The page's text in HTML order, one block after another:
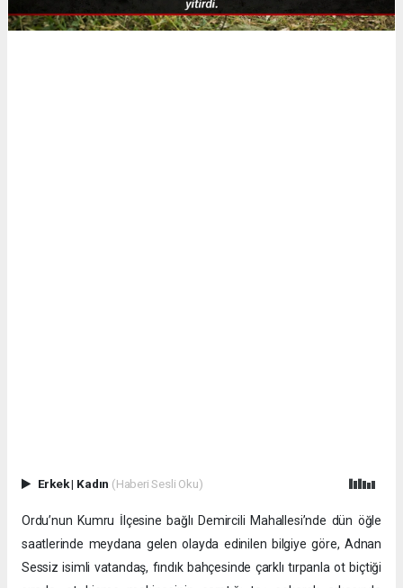
Erkek| Kadın (Haberi Sesli Oku)
Ordu’nun Kumru İlçesine bağlı Demircili Mahallesi’nde dün öğle
saatlerinde meydana gelen olayda edinilen bilgiye göre, Adnan
Sessiz isimli vatandaş, fındık bahçesinde çarklı tırpanla ot biçtiği